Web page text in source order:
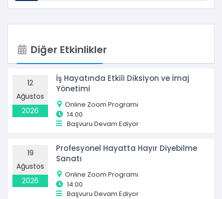
Diğer Etkinlikler
12
Ağustos
2026
İş Hayatında Etkili Diksiyon ve İmaj
Yönetimi
Online Zoom Programı
14:00
Başvuru Devam Ediyor
19
Ağustos
2026
Profesyonel Hayatta Hayır Diyebilme
Sanatı
Online Zoom Programı
14:00
Başvuru Devam Ediyor